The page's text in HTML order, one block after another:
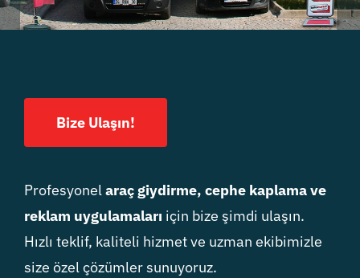
Bize Ulaşın!
Profesyonelaraç giydirme, cephe kaplama ve
reklam uygulamaları için bize şimdi ulaşın.
Hızlı teklif, kaliteli hizmet ve uzman ekibimizle
size özel çözümler sunuyoruz.